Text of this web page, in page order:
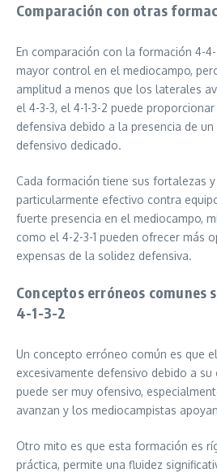
Comparación con otras
En comparación con la formación 4-
mayor control en el mediocampo,
amplitud a menos que los laterales
el 4-3-3, el 4-1-3-2 puede
defensiva debido a la presencia de
defensivo dedicado.
Cada formación tiene sus fortalezas y
particularmente efectivo contra
fuerte presencia en el mediocampo,
como el 4-2-3-1 pueden ofrecer más
expensas de la solidez defensiva.
Conceptos erróneos comunes
4-1-3-2
Un concepto erróneo común es que el
excesivamente defensivo debido a su
puede ser muy ofensivo,
avanzan y los mediocampistas
Otro mito es que esta formación es
práctica, permite una fluidez